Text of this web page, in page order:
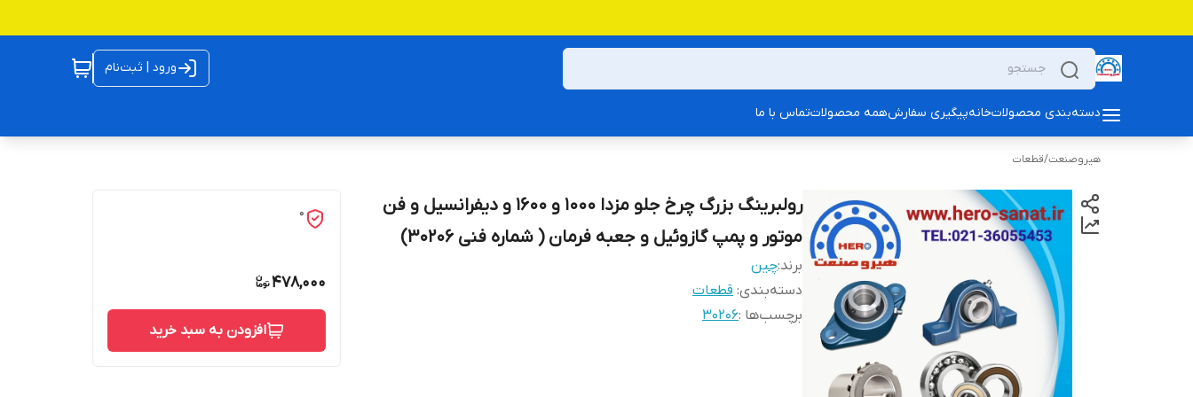
ورود | ثبت‌نام
دسته‌بندی محصولاتخانهپیگیری سفارشهمه محصولاتتماس با ما
هیروصنعت/قطعات
رولبرینگ بزرگ چرخ جلو مزدا 1000 و 1600 و دیفرانسیل و فن
موتور و پمپ گازوئیل و جعبه فرمان ( شماره فنی 30206)
برند:چین
دسته‌بندی: قطعات
برچسب‌ها :30206
0
478,000
افزودن به سبد خرید